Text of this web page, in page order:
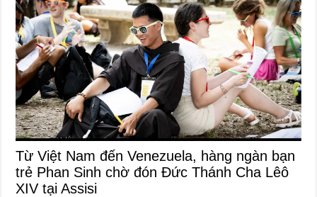
Từ Việt Nam đến Venezuela, hàng ngàn bạn
trẻ Phan Sinh chờ đón Đức Thánh Cha Lêô
XIV tại Assisi